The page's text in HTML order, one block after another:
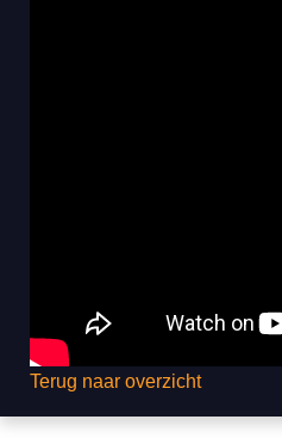
Terug naar overzicht